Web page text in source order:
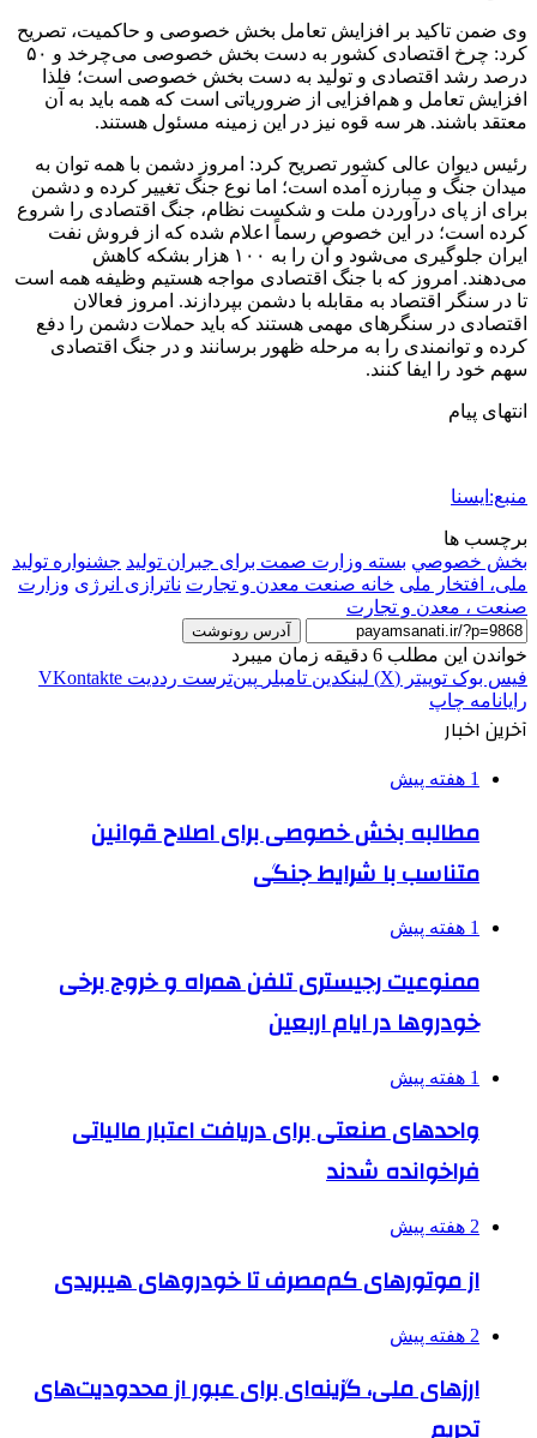
وی ضمن تاکید بر افزایش تعامل بخش خصوصی و حاکمیت، تصریح
کرد: چرخ اقتصادی کشور به دست بخش خصوصی می‌چرخد و ۵۰
درصد رشد اقتصادی و تولید به دست بخش خصوصی است؛ فلذا
افزایش تعامل و هم‌افزایی از ضروریاتی است که همه باید به آن
معتقد باشند. هر سه قوه نیز در این زمینه مسئول هستند.
رئیس دیوان عالی کشور تصریح کرد: امروز دشمن با همه توان به
میدان جنگ و مبارزه آمده است؛ اما نوع جنگ تغییر کرده و دشمن
برای از پای درآوردن ملت و شکست نظام، جنگ اقتصادی را شروع
کرده است؛ در این خصوص رسماً اعلام شده که از فروش نفت
ایران جلوگیری می‌شود و آن را به ۱۰۰ هزار بشکه کاهش
می‌دهند. امروز که با جنگ اقتصادی مواجه هستیم وظیفه همه است
تا در سنگر اقتصاد به مقابله با دشمن بپردازند. امروز فعالان
اقتصادی در سنگرهای مهمی هستند که باید حملات دشمن را دفع
کرده و توانمندی را به مرحله ظهور برسانند و در جنگ اقتصادی
سهم خود را ایفا کنند.
انتهای پیام
منبع:ایسنا
برچسب ها
بخش خصوصي بسته وزارت صمت برای جبران تولید جشنواره تولید
ملی، افتخار ملی خانه صنعت معدن و تجارت ناترازی انرژی وزارت
صنعت ، معدن و تجارت
آدرس رونوشت
خواندن این مطلب 6 دقیقه زمان میبرد
فیس بوک توییتر (X) لینکدین ‫تامبلر ‫پین‌ترست ‫رددیت ‫VKontakte
رایانامه چاپ
آخرین اخبار
1 هفته پیش
مطالبه بخش خصوصی برای اصلاح قوانین
متناسب با شرایط جنگی
1 هفته پیش
ممنوعیت رجیستری تلفن همراه و خروج برخی
خودروها در ایام اربعین
1 هفته پیش
واحدهای صنعتی برای دریافت اعتبار مالیاتی
فراخوانده شدند
2 هفته پیش
از موتورهای کم‌مصرف تا خودروهای هیبریدی
2 هفته پیش
ارزهای ملی، گزینه‌ای برای عبور از محدودیت‌های